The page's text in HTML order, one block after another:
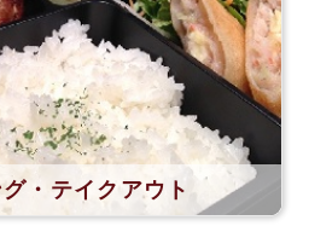
・テイクアウト